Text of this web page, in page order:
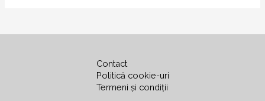
Contact
Politică cookie-uri
Termeni și condiții